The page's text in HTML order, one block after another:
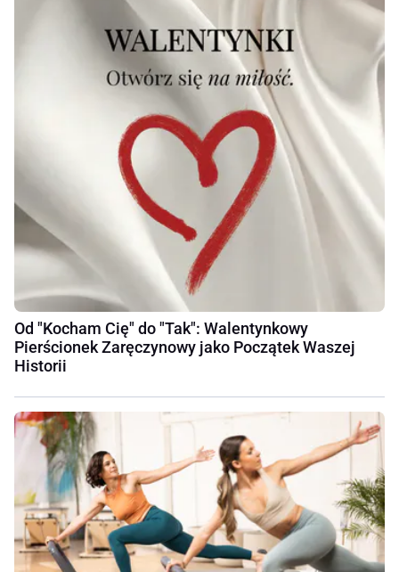
Od "Kocham Cię" do "Tak": Walentynkowy
Pierścionek Zaręczynowy jako Początek Waszej
Historii